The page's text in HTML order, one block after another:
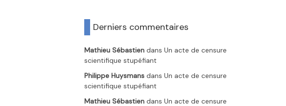
Derniers commentaires
Mathieu Sébastien dans Un acte de censure
scientifique stupéfiant
Philippe Huysmans dans Un acte de censure
scientifique stupéfiant
Mathieu Sébastien dans Un acte de censure